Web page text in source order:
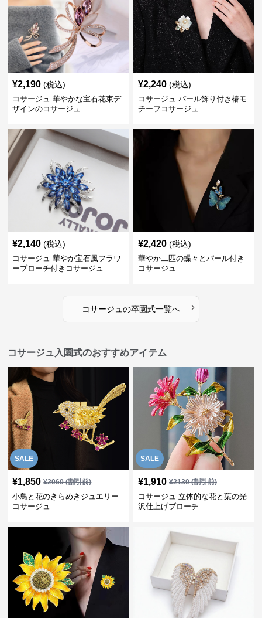
¥2,190 (税込)
コサージュ 華やかな宝石花束デ
ザインのコサージュ
¥2,240 (税込)
コサージュ パール飾り付き椿モ
チーフコサージュ
¥2,140 (税込)
コサージュ 華やか宝石風フラワ
ーブローチ付きコサージュ
¥2,420 (税込)
華やか二匹の蝶々とパール付き
コサージュ
コサージュ の卒園式一覧へ ›
コサージュ入園式のおすすめアイテム
SALE
¥1,850 ¥2060(割引前)
小鳥と花のきらめきジュエリー
コサージュ
SALE
¥1,910 ¥2130(割引前)
コサージュ 立体的な花と葉の光
沢仕上げブローチ